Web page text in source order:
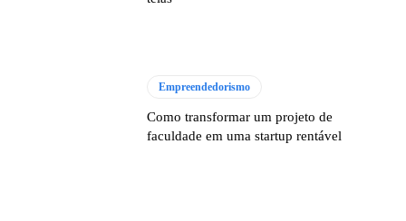
Empreendedorismo
Como transformar um projeto de
faculdade em uma startup rentável